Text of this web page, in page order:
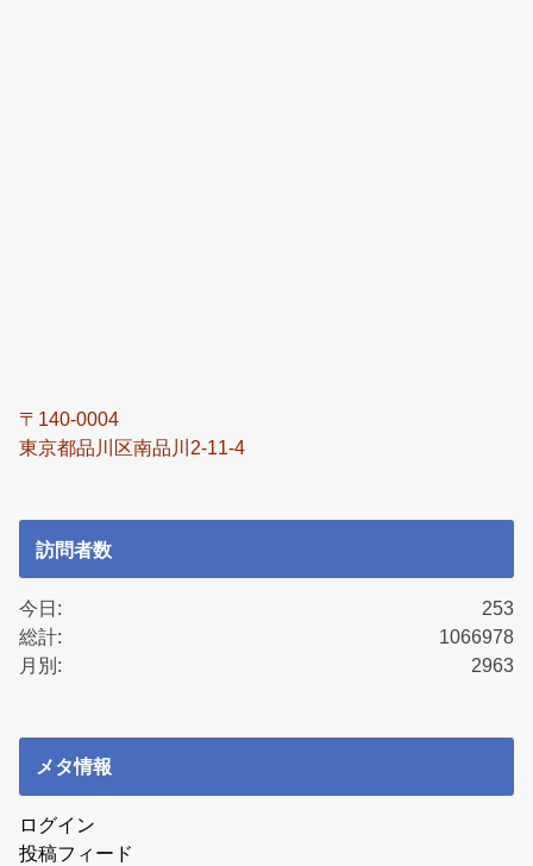
〒140-0004
東京都品川区南品川2-11-4
訪問者数
253
今日:
1066978
総計:
2963
月別:
メタ情報
ログイン
投稿フィード